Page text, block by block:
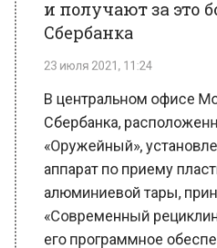
Сбербанка,
«Оружейный»,
аппарат по приему
алюминиевой тары,
«Современный
его программное
отечественной
банка и компании
было доработано так,
мог создать «личный